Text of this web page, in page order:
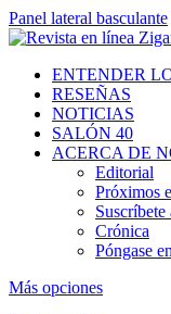
Panel lateral basculante
ENTENDER
RESEÑAS
NOTICIAS
SALÓN 40
ACERCA DE
Editorial
Próximos
Crónica
Póngase
Más opciones